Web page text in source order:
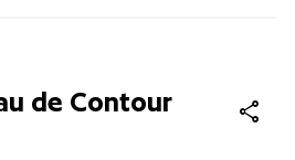
de Contour share